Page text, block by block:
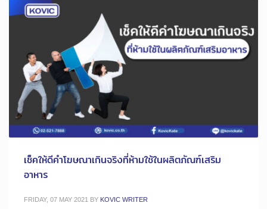
เช็คให้ดีคำโฆษณาเกินจริงที่ห้ามใช้ในผลิตภัณฑ์เสริม
อาหาร
FRIDAY, 07 MAY 2021 BY KOVIC WRITER